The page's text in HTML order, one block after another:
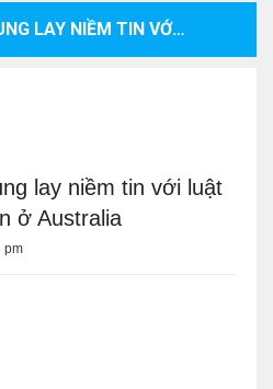
VỤ THẢM SÁT LÀM LUNG LAY NIỀM TIN VỚI LUẬT KIỂM SOÁT SÚNG ĐẠN Ở AUSTRALIA
lay niềm tin với luật
ở Australia
pm